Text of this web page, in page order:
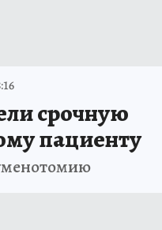
срочную
пациенту